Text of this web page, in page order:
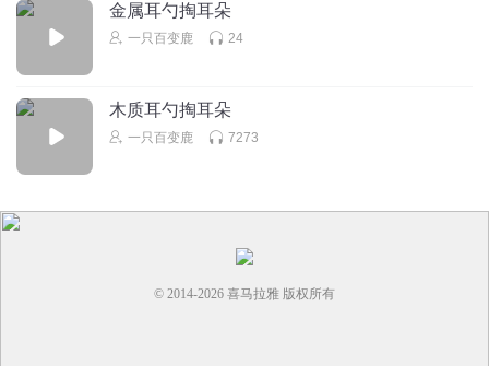
金属耳勺掏耳朵
一只百变鹿 24
木质耳勺掏耳朵
一只百变鹿 7273
© 2014-2026 喜马拉雅 版权所有